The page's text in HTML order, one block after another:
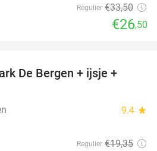
Regulier €33,50
€26,50
De Bergen + ijsje +
9.4 star
Regulier €19,35